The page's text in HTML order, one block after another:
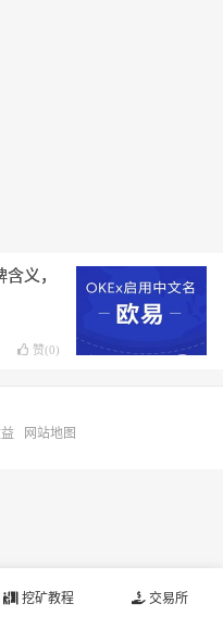
义，
赞(0)
挖矿教程 交易所
网站地图